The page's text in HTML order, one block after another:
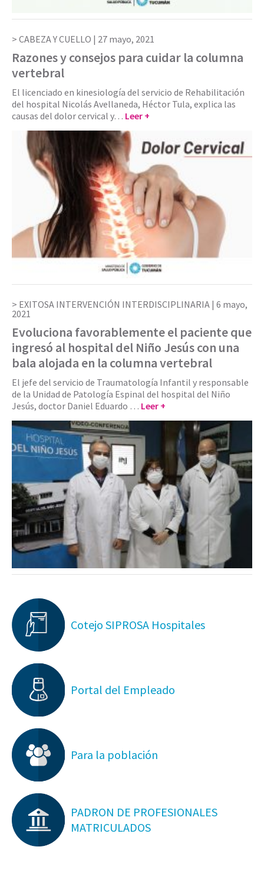
CABEZA Y CUELLO | 27 mayo, 2021
Razones y consejos para cuidar la columna
vertebral
El licenciado en kinesiología del servicio de Rehabilitación
del hospital Nicolás Avellaneda, Héctor Tula, explica las
causas del dolor cervical y… Leer +
EXITOSA INTERVENCIÓN INTERDISCIPLINARIA | 6 mayo,
2021
Evoluciona favorablemente el paciente que
ingresó al hospital del Niño Jesús con una
bala alojada en la columna vertebral
El jefe del servicio de Traumatología Infantil y responsable
de la Unidad de Patología Espinal del hospital del Niño
Jesús, doctor Daniel Eduardo … Leer +
Cotejo SIPROSA Hospitales
Portal del Empleado
Para la población
PADRON DE PROFESIONALES
MATRICULADOS